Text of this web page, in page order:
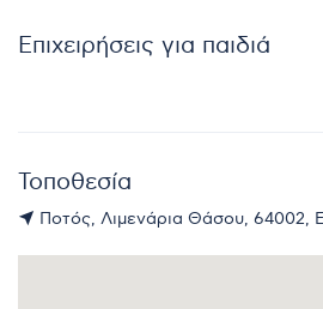
Επιχειρήσεις για παιδιά
Τοποθεσία
Ποτός, Λιμενάρια Θάσου, 64002,